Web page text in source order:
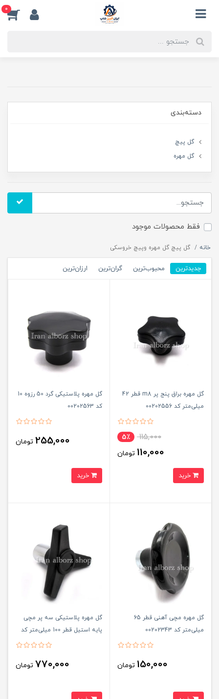
0
دسته‌بندی
گل پیچ
گل مهره
فقط محصولات موجود
خانه گل پیچ گل مهره وپیچ خروسکی
جدیدترین محبوب‌ترین گران‌ترین ارزان‌ترین
گل مهره براق پنج پر m8 قطر 42
میلی‌متر کد 00202556
115,000 5٪
110,000 تومان
گل مهره پلاستیکی گرد 50 رزوه 10
کد 00202563
255,000 تومان
گل مهره مچی آهنی قطر 65
میلی‌متر کد 00202343
150,000 تومان
گل مهره پلاستیکی سه پر مچی
پایه استیل قطر 100 میلی‌متر کد
770,000 تومان